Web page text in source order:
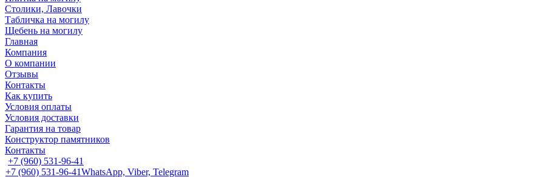
Столики, Лавочки
Табличка на могилу
Щебень на могилу
Главная
Компания
О компании
Отзывы
Контакты
Как купить
Условия оплаты
Условия доставки
Гарантия на товар
Конструктор памятников
Контакты
+7 (960) 531-96-41
+7 (960) 531-96-41WhatsApp, Viber, Telegram